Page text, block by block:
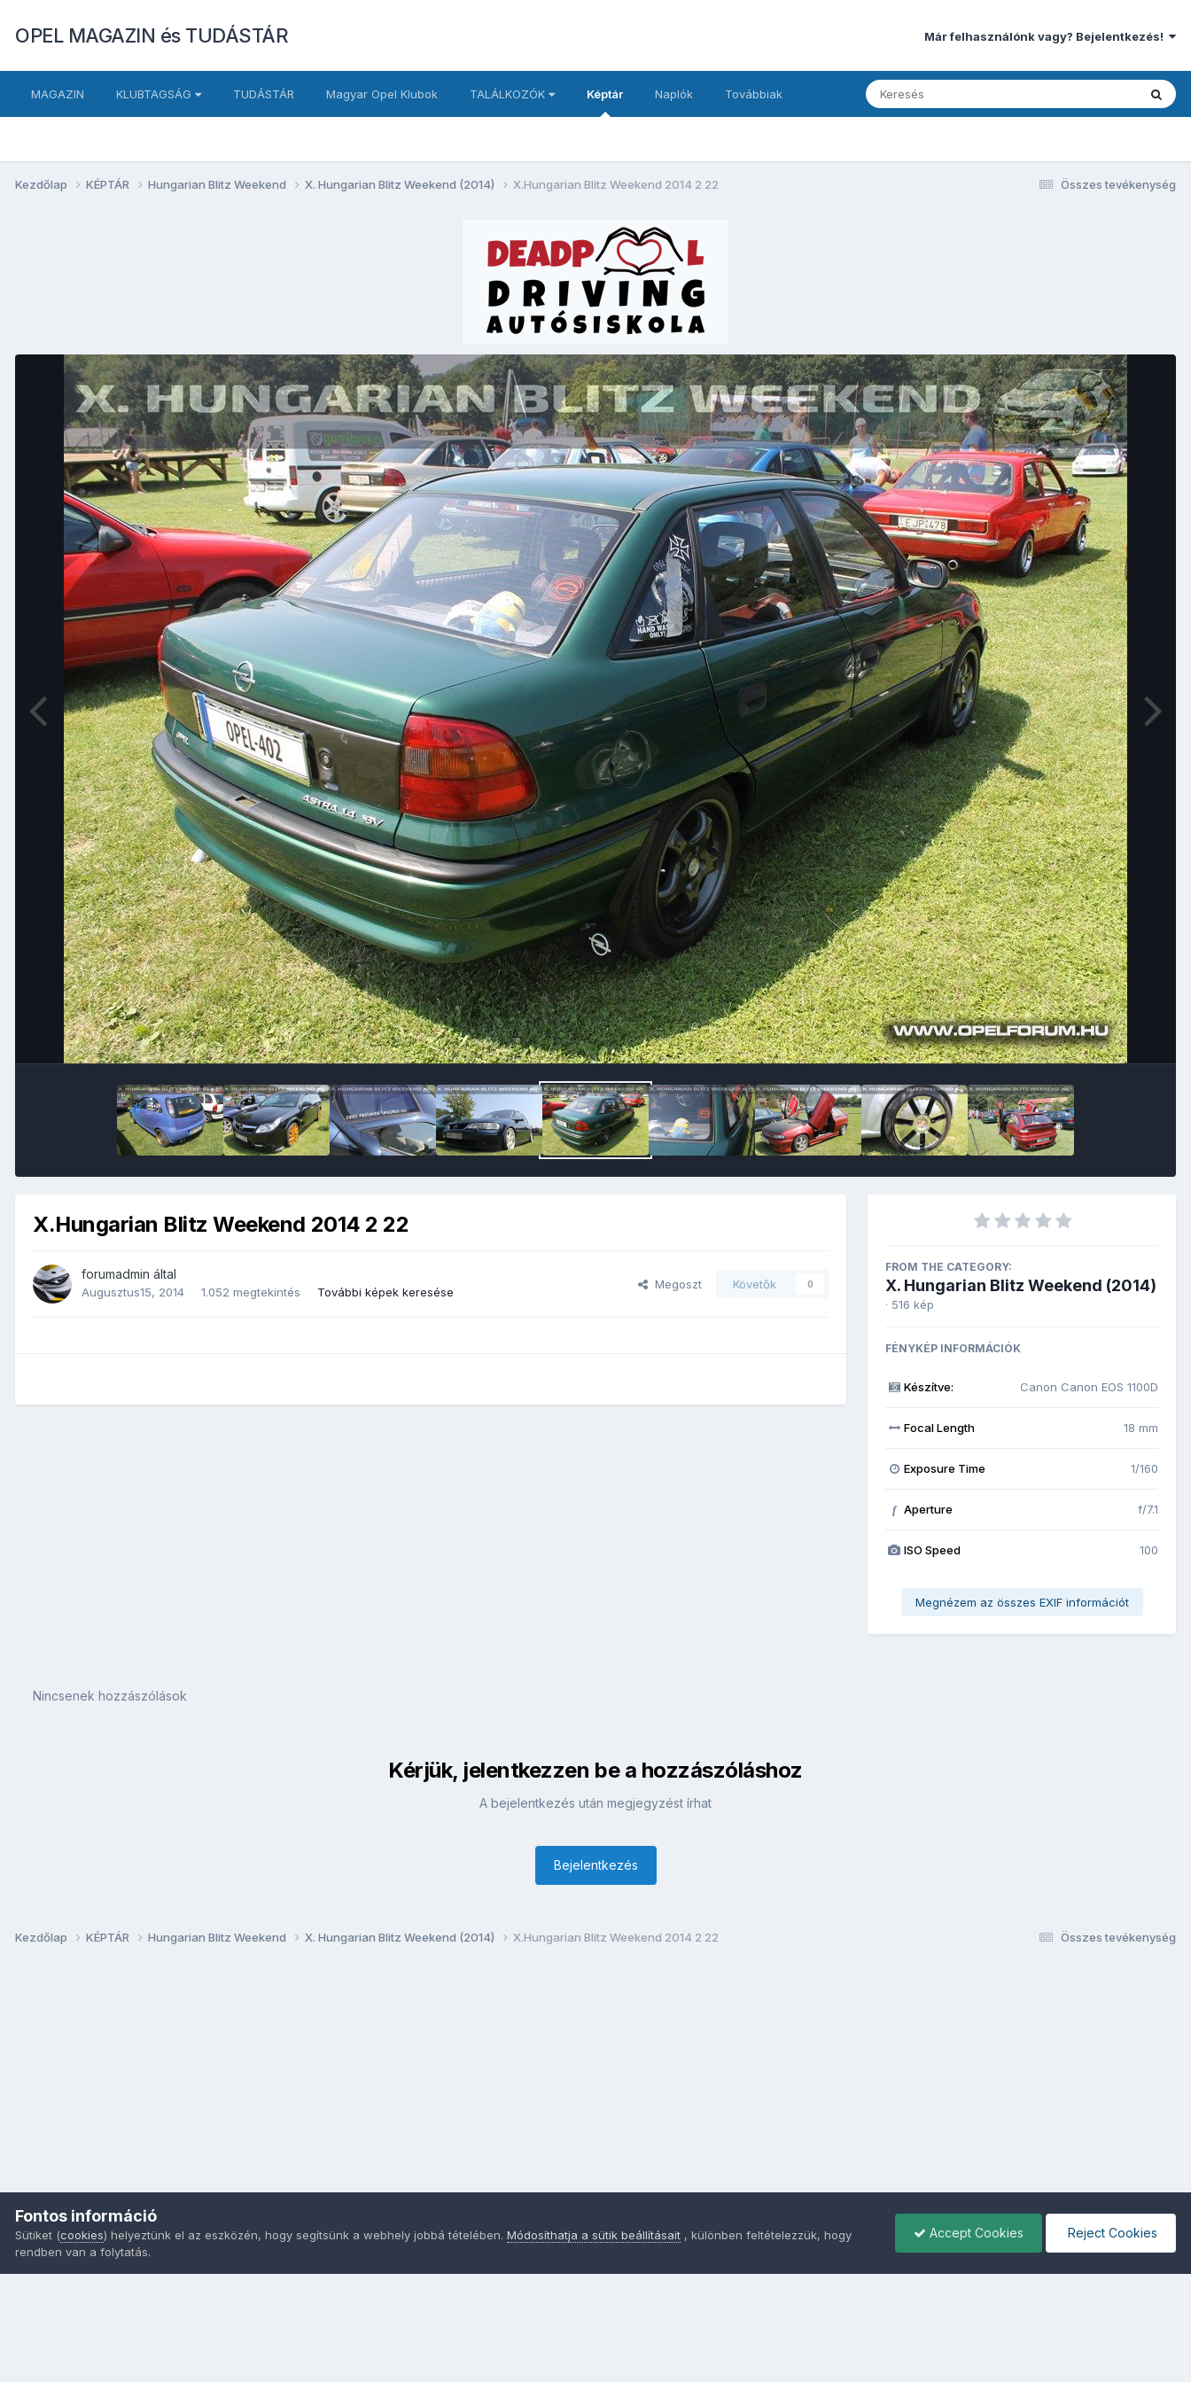
OPEL MAGAZIN és TUDÁSTÁR Már felhasználónk vagy? Bejelentkezés!
MAGAZIN KLUBTAGSÁG TUDÁSTÁR Magyar Opel Klubok TALÁLKOZÓK Képtár Naplók Továbbiak
Összes tevékenység
Kezdőlap KÉPTÁR Hungarian Blitz Weekend X. Hungarian Blitz Weekend (2014) X.Hungarian Blitz Weekend 2014 2 22
Image Tools
X.Hungarian Blitz Weekend 2014 2 22
forumadmin által
Augusztus15, 2014 1.052 megtekintés További képek keresése
Megoszt Követők 0
FROM THE CATEGORY:
X. Hungarian Blitz Weekend (2014)
· 516 kép
FÉNYKÉP INFORMÁCIÓK
Készítve: Canon Canon EOS 1100D
Focal Length 18 mm
Exposure Time 1/160
f Aperture f/7.1
ISO Speed 100
Megnézem az összes EXIF információt
Nincsenek hozzászólások
Kérjük, jelentkezzen be a hozzászóláshoz
A bejelentkezés után megjegyzést írhat
Bejelentkezés
Összes tevékenység
Kezdőlap KÉPTÁR Hungarian Blitz Weekend X. Hungarian Blitz Weekend (2014) X.Hungarian Blitz Weekend 2014 2 22
Fontos információ
Sütiket (cookies) helyeztünk el az eszközén, hogy segítsünk a webhely jobbá tételében. Módosíthatja a sütik beállításait , különben feltételezzük, hogy
rendben van a folytatás.
Accept Cookies Reject Cookies